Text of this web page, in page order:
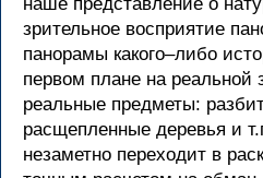
зрительное восприятие
панорамы какого–либо
первом плане на реальной
реальные предметы:
расщепленные деревья и
незаметно переходит в